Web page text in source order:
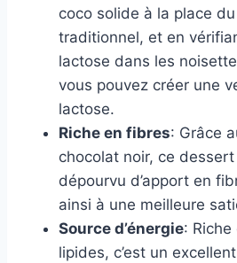
coco solide à la place
traditionnel, et en
lactose dans les
vous pouvez créer une
lactose.
Riche en fibres: Grâce
chocolat noir, ce dessert
dépourvu d’apport en
ainsi à une meilleure
Source d’énergie:
lipides, c’est un